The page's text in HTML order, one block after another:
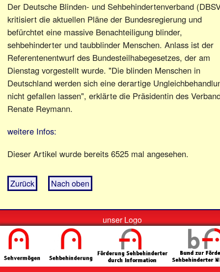
Der Deutsche Blinden- und Sehbehindertenverband
kritisiert die aktuellen Pläne der Bundesregierung und
befürchtet eine massive Benachteiligung blinder,
sehbehinderter und taubblinder Menschen. Anlass ist der
Referentenentwurf des Bundesteilhabegesetzes, der am
Dienstag vorgestellt wurde. "Die blinden Menschen in
Deutschland werden sich eine derartige
nicht gefallen lassen", erklärte die Präsidentin des
Renate Reymann.
weitere Infos:
Dieser Artikel wurde bereits 6525 mal angesehen.
Zurück Nach oben
unser Logo